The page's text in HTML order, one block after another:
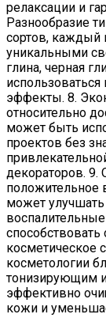
релаксации и
Разнообразие
сортов, каждый
уникальными
глина, черная
эффекты. 8.
относительно
может быть
проектов без
декораторов. 9.
положительное
может
косметическое
косметологии
тонизирующим
эффективно
кожи и